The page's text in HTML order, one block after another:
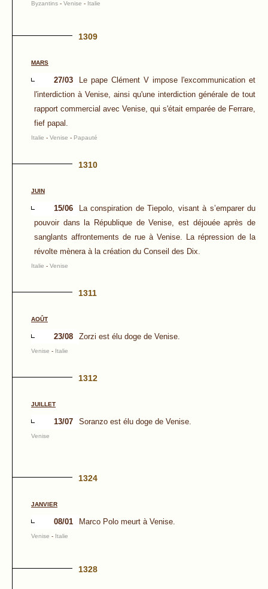
Byzantins - Venise - Italie
1309
MARS
27/03
Le pape Clément V impose l'excommunication et
l'interdiction à Venise, ainsi qu'une interdiction générale de tout
rapport commercial avec Venise, qui s'était emparée de Ferrare,
fief papal.
Italie - Venise - Papauté
1310
JUIN
15/06
La conspiration de Tiepolo, visant à s’emparer du
pouvoir dans la République de Venise, est déjouée après de
sanglants affrontements de rue à Venise. La répression de la
révolte mènera à la création du Conseil des Dix.
Italie - Venise
1311
AOÛT
23/08 Zorzi est élu doge de Venise.
Venise - Italie
1312
JUILLET
13/07 Soranzo est élu doge de Venise.
Venise
1324
JANVIER
08/01 Marco Polo meurt à Venise.
Venise - Italie
1328